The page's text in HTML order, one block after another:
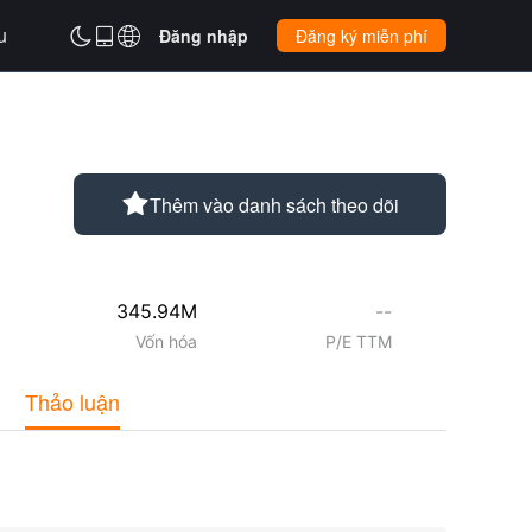
 Đăng nhập Đăng ký miễn phí
Thêm vào danh sách theo dõi
345.94M
Vốn hóa
--
P/E TTM
Thảo luận